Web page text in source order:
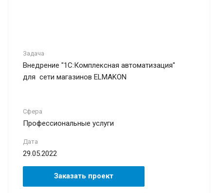
Задача
Внедрение "1С:Комплексная автоматизация"
для сети магазинов ELMAKON
Сфера
Профессиональные услуги
Дата
29.05.2022
Заказать проект